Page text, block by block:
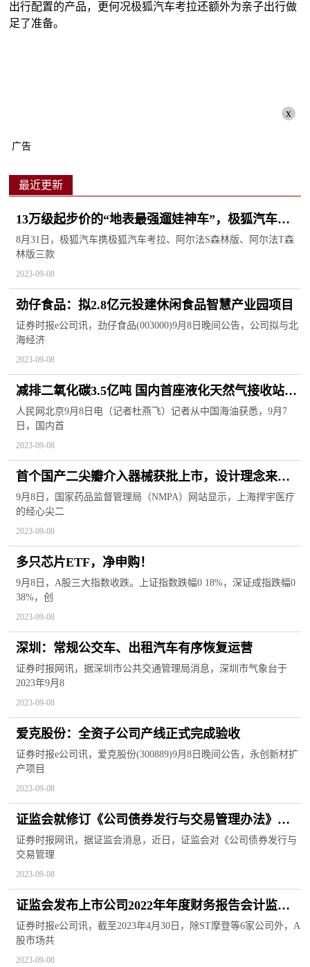
出行配置的产品，更何况极狐汽车考拉还额外为亲子出行做
足了准备。
x
广告
最近更新
13万级起步价的“地表最强遛娃神车”，极狐汽车考
拉真香！
8月31日，极狐汽车携极狐汽车考拉、阿尔法S森林版、阿尔法T森
林版三款
2023-09-08
劲仔食品：拟2.8亿元投建休闲食品智慧产业园项目
证券时报e公司讯，劲仔食品(003000)9月8日晚间公告，公司拟与北
海经济
2023-09-08
减排二氧化碳3.5亿吨 国内首座液化天然气接收站接
卸量突破亿吨
人民网北京9月8日电（记者杜燕飞）记者从中国海油获悉，9月7
日，国内首
2023-09-08
首个国产二尖瓣介入器械获批上市，设计理念来自
上海中山医院团队
9月8日，国家药品监督管理局（NMPA）网站显示，上海捍宇医疗
的经心尖二
2023-09-08
多只芯片ETF，净申购！
9月8日，A股三大指数收跌。上证指数跌幅0 18%，深证成指跌幅0
38%，创
2023-09-08
深圳：常规公交车、出租汽车有序恢复运营
证券时报网讯，据深圳市公共交通管理局消息，深圳市气象台于
2023年9月8
2023-09-08
爱克股份：全资子公司产线正式完成验收
证券时报e公司讯，爱克股份(300889)9月8日晚间公告，永创新材扩
产项目
2023-09-08
证监会就修订《公司债券发行与交易管理办法》公
开征求意见
证券时报网讯，据证监会消息，近日，证监会对《公司债券发行与
交易管理
2023-09-08
证监会发布上市公司2022年年度财务报告会计监管
报告
证券时报e公司讯，截至2023年4月30日，除ST摩登等6家公司外，A
股市场共
2023-09-08